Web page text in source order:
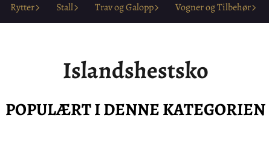
Rytter Stall Trav og Galopp Vogner og Tilbehør
Islandshestsko
POPULÆRT I DENNE KATEGORIEN